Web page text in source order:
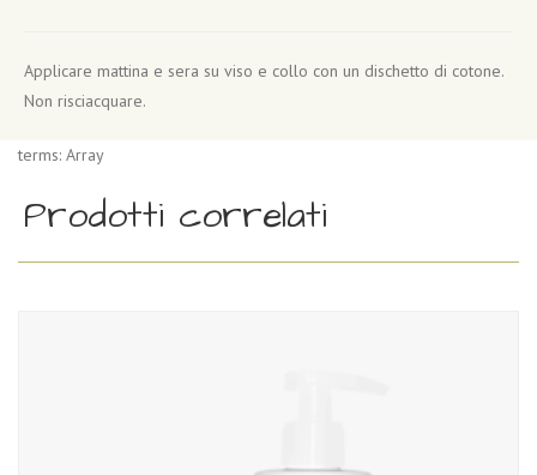
Applicare mattina e sera su viso e collo con un dischetto di cotone.
Non risciacquare.
terms: Array
Prodotti correlati